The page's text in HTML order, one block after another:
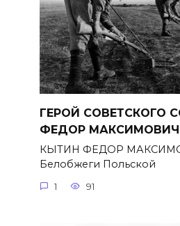
ГЕРОЙ СОВЕТСКОГО
ФЕДОР МАКСИМОВИЧ
КЫТИН ФЕДОР
Белобжеги Польской
1 91